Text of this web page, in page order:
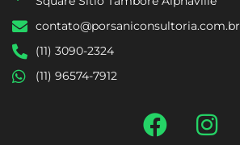
contato@porsaniconsultoria.com.br
(11) 3090-2324
(11) 96574-7912